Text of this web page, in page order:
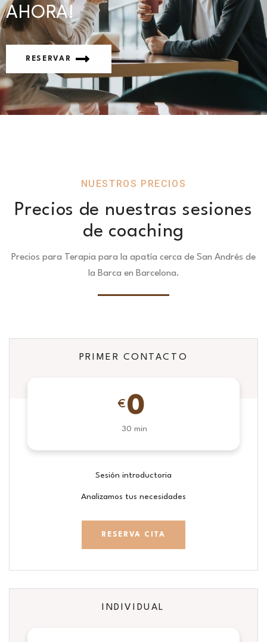
AHORA!
RESERVAR
NUESTROS PRECIOS
Precios de nuestras sesiones
de coaching
Precios para Terapia para la apatía cerca de San Andrés de
la Barca en Barcelona.
PRIMER CONTACTO
€ 0
30 min
Sesión introductoria
Analizamos tus necesidades
RESERVA CITA
INDIVIDUAL